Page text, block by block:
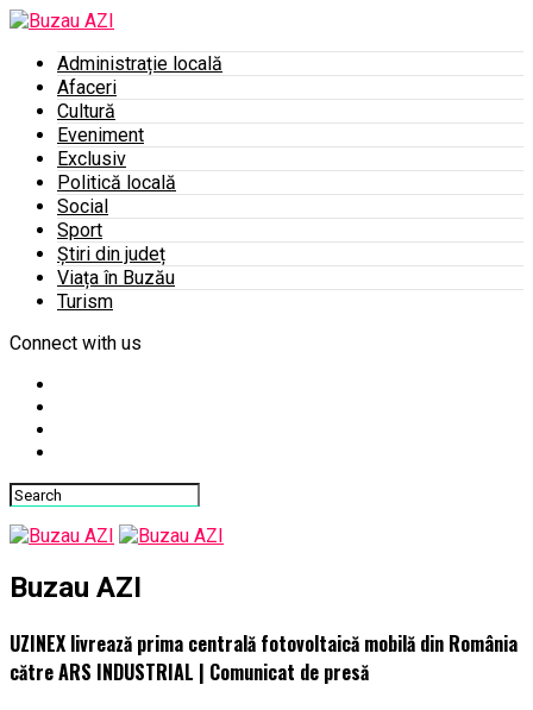
Administrație locală
Afaceri
Cultură
Eveniment
Exclusiv
Politică locală
Social
Sport
Știri din județ
Viața în Buzău
Turism
Connect with us
Buzau AZI
UZINEX livrează prima centrală fotovoltaică mobilă din România
către ARS INDUSTRIAL | Comunicat de presă